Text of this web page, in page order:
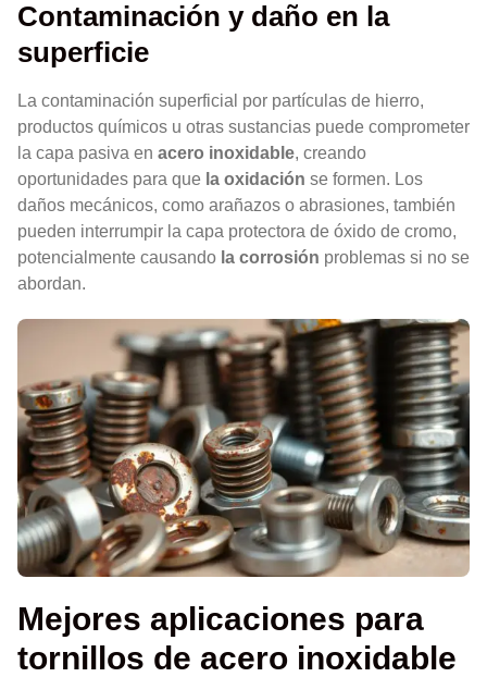
Contaminación y daño en la
superficie
La contaminación superficial por partículas de hierro,
productos químicos u otras sustancias puede comprometer
la capa pasiva en acero inoxidable, creando
oportunidades para que la oxidación se formen. Los
daños mecánicos, como arañazos o abrasiones, también
pueden interrumpir la capa protectora de óxido de cromo,
potencialmente causando la corrosión problemas si no se
abordan.
Mejores aplicaciones para
tornillos de acero inoxidable